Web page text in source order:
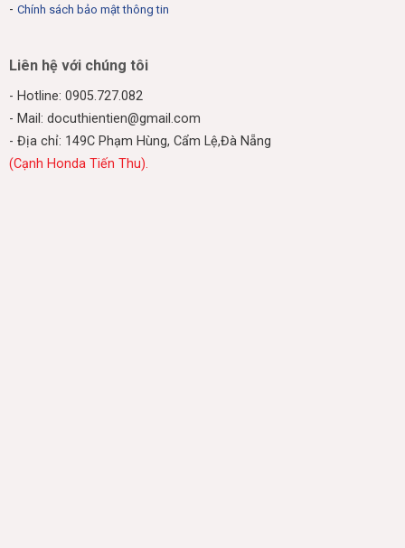
- Chính sách bảo mật thông tin
Liên hệ với chúng tôi
- Hotline: 0905.727.082
- Mail: docuthientien@gmail.com
- Địa chỉ: 149C Phạm Hùng, Cẩm Lệ,Đà Nẵng
(Cạnh Honda Tiến Thu).